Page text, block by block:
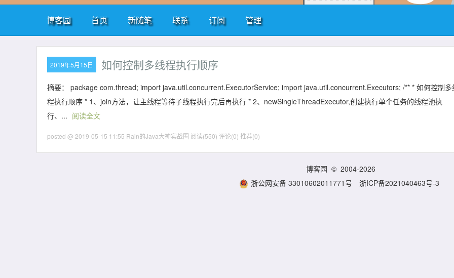
博客园 首页 新随笔 联系 订阅 管理
2019年5月15日 如何控制多线程执行顺序
摘要： package com.thread; import java.util.concurrent.ExecutorService; import java.util.concurrent.Executors; /** * 如何控制多
程执行顺序 * 1、join方法，让主线程等待子线程执行完后再执行 * 2、newSingleThreadExecutor,创建执行单个任务的线程池执
行、... 阅读全文
posted @ 2019-05-15 11:55 Rain的Java大神实战圈 阅读(550) 评论(0) 推荐(0)
博客园 © 2004-2026
浙公网安备 33010602011771号
浙ICP备2021040463号-3